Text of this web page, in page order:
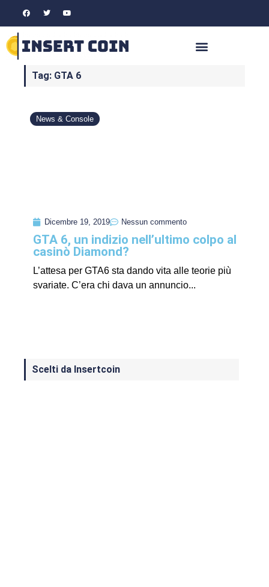
Tag: GTA 6
News & Console
Dicembre 19, 2019 Nessun commento
GTA 6, un indizio nell’ultimo colpo al
casinò Diamond?
L’attesa per GTA6 sta dando vita alle teorie più
svariate. C’era chi dava un annuncio...
Scelti da Insertcoin